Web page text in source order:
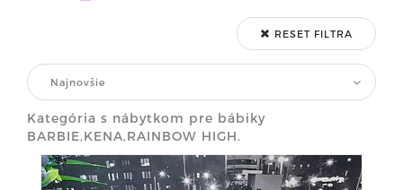
RESET FILTRA
Najnovšie
Kategória s nábytkom pre bábiky
BARBIE,KENA,RAINBOW HIGH.